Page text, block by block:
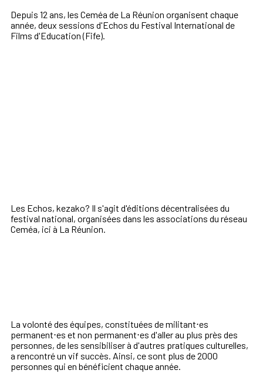
Depuis 12 ans, les Ceméa de La Réunion organisent chaque
année, deux sessions d'Echos du Festival International de
Films d'Education (Fife).
Les Echos, kezako? Il s'agit d'éditions décentralisées du
festival national, organisées dans les associations du réseau
Ceméa, ici à La Réunion.
La volonté des équipes, constituées de militant⋅es
permanent⋅es et non permanent⋅es d'aller au plus près des
personnes, de les sensibiliser à d'autres pratiques culturelles,
a rencontré un vif succès. Ainsi, ce sont plus de 2000
personnes qui en bénéficient chaque année.